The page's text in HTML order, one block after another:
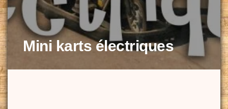
Mini karts électriques